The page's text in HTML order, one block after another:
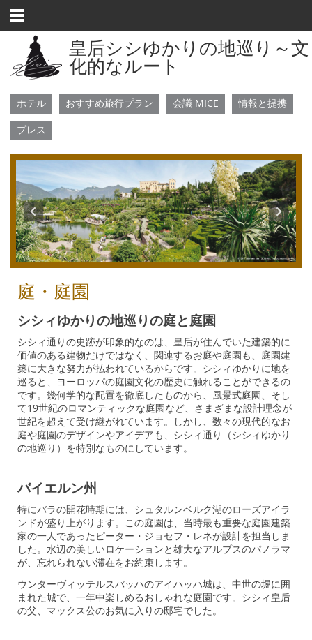
ー
皇后シシゆかりの地巡り～文
化的なルート
ホテル おすすめ旅行プラン 会議 MICE
情報と提携
プレス
庭・庭園
シシィゆかりの地巡りの庭と庭園
シシィ通りの史跡が印象的なのは、皇后が住んでいた建築的に
価値のある建物だけではなく、関連するお庭や庭園も、庭園建
築に大きな努力が払われているからです。シシィゆかりに地を
巡ると、ヨーロッパの庭園文化の歴史に触れることができるの
です。幾何学的な配置を徹底したものから、風景式庭園、そし
て19世紀のロマンティックな庭園など、さまざまな設計理念が
世紀を超えて受け継がれています。しかし、数々の現代的なお
庭や庭園のデザインやアイデアも、シシィ通り（シシィゆかり
の地巡り）を特別なものにしています。
バイエルン州
特にバラの開花時期には、シュタルンベルク湖のローズアイラ
ンドが盛り上がります。この庭園は、当時最も重要な庭園建築
家の一人であったピーター・ジョセフ・レネが設計を担当しま
した。水辺の美しいロケーションと雄大なアルプスのパノラマ
が、忘れられない滞在をお約束します。
ウンターヴィッテルスバッハのアイハッハ城は、中世の堀に囲
まれた城で、一年中楽しめるおしゃれな庭園です。シシィ皇后
の父、マックス公のお気に入りの邸宅でした。